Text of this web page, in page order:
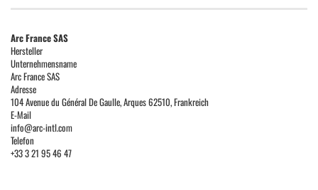
Arc France SAS
Hersteller
Unternehmensname
Arc France SAS
Adresse
104 Avenue du Général De Gaulle, Arques 62510, Frankreich
E-Mail
info@arc-intl.com
Telefon
+33 3 21 95 46 47